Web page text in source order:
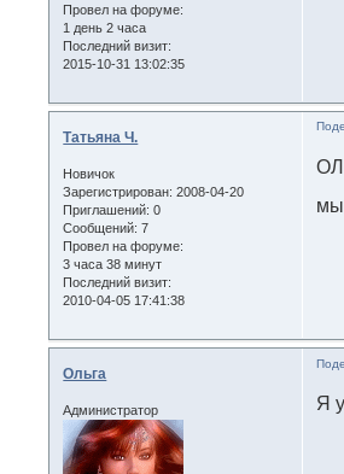
Провел на форуме:
1 день 2 часа
Последний визит:
2015-10-31 13:02:35
Татьяна Ч.
Новичок
Зарегистрирован: 2008-04-20
Приглашений: 0
Сообщений: 7
Провел на форуме:
3 часа 38 минут
Последний визит:
2010-04-05 17:41:38
Ольга
Администратор Я